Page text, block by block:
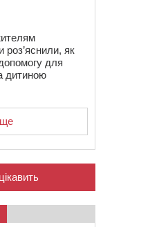
роз’яснили, як
для
дитиною